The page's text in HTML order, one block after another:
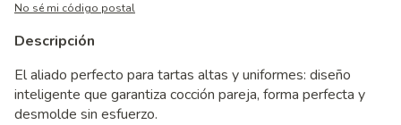
No sé mi código postal
Descripción
El aliado perfecto para tartas altas y uniformes: diseño
inteligente que garantiza cocción pareja, forma perfecta y
desmolde sin esfuerzo.